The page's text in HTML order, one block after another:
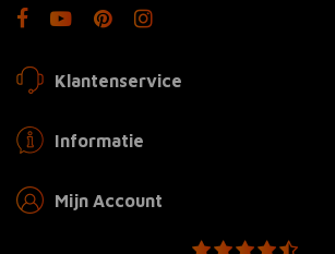
Klantenservice
Informatie
Mijn Account